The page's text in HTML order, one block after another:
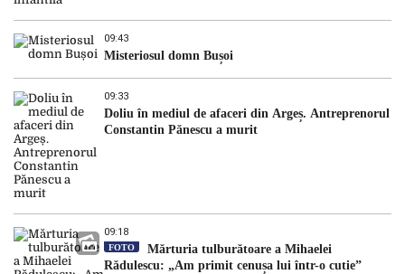
09:43
Misteriosul domn Bușoi
09:33
Doliu în mediul de afaceri din Argeș. Antreprenorul
Constantin Pănescu a murit
09:18
FOTO
Mărturia tulburătoare a Mihaelei
Rădulescu: „Am primit cenușa lui într-o cutie”